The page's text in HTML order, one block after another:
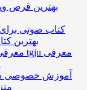
بهترین قرص
بهترین
معرفی
آموزش خصوصی